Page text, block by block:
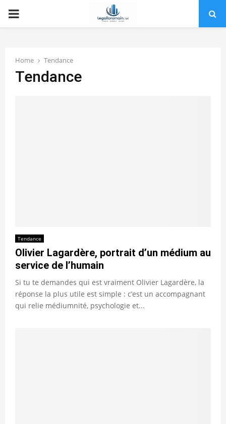
PRIMARY
Home Tendance
Tendance
Tendance
Olivier Lagardère, portrait d’un médium au
service de l’humain
Si tu te demandes qui est vraiment Olivier Lagardère, la
réponse la plus utile est simple : c’est un accompagnant
qui relie médiumnité, psychologie et...